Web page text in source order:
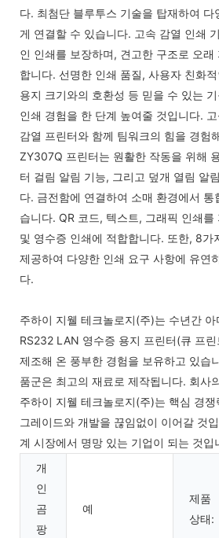
다. 최첨단 블루투스 기술을 탑재하여 다
게 연결할 수 있습니다. 고속 감열 인쇄
인 인쇄를 보장하며, 견고한 구조로 오
합니다. 선명한 인쇄 품질, 사용자 친화
용지 크기와의 호환성 등 믿을 수 있는
인쇄 경험을 한 단계 높여줄 것입니다.
감열 프린터와 함께 팀워크의 힘을 경험
ZY307Q 프린터는 원활한 작동을 위해
터 걸림 알림 기능, 그리고 덮개 열림 알
다. 금전함에 연결하여 소매 환경에서 통
습니다. QR 코드, 텍스트, 그래픽 인쇄를
및 영수증 인쇄에 적합합니다. 또한, 8가
제공하여 다양한 인쇄 요구 사항에 유연
다.
주하이 지웰 테크놀로지(주)는 수년간
RS232 LAN 영수증 용지 프린터(큐 프
제조해 온 풍부한 경험을 보유하고 있습
품군은 최고의 재료로 제작됩니다. 회사
주하이 지웰 테크놀로지(주)는 핵심 경
그레이드와 개발을 끊임없이 이어갈 것
계 시장에서 명망 있는 기업이 되는 것입
개
인
곰
팡
예
제품
상태: